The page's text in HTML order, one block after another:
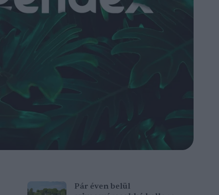
Pár éven belül